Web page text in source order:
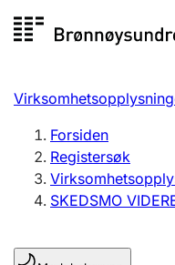
Registersøk
Aksjeselskap
Registrere, endre,
Forsiden
Registersøk
SKEDSMO